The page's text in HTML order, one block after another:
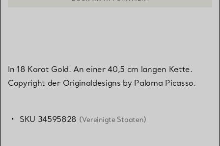
In 18 Karat Gold. An einer 40,5 cm langen Kette.
Copyright der Originaldesigns by Paloma Picasso.
SKU 34595828 (Vereinigte Staaten)